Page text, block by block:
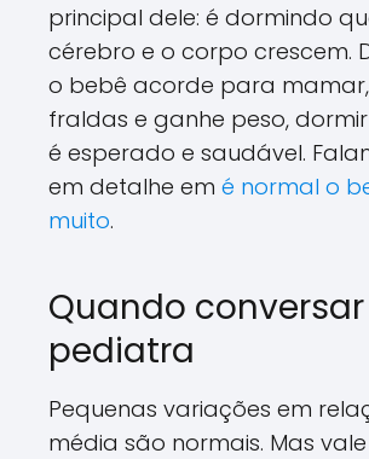
principal dele: é dormindo
cérebro e o corpo crescem.
o bebê acorde para
fraldas e ganhe peso,
é esperado e saudável.
em detalhe em é normal o
muito.
Quando
pediatra
Pequenas variações em
média são normais. Mas